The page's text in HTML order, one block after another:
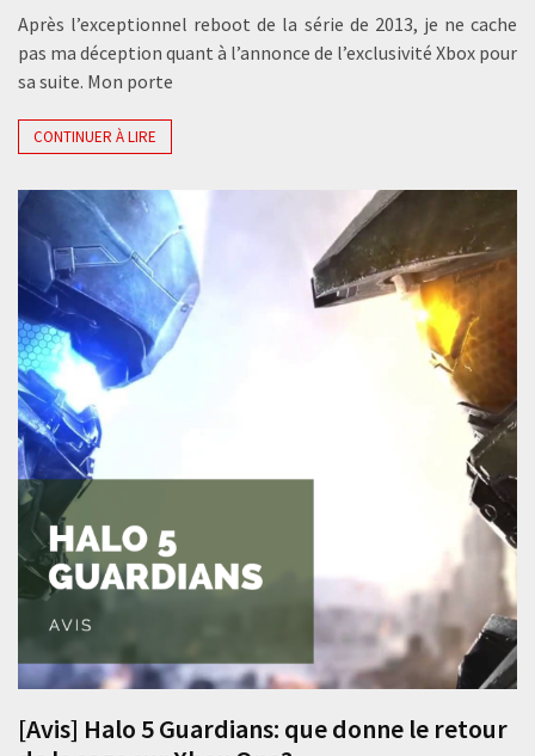
Après l’exceptionnel reboot de la série de 2013, je ne cache
pas ma déception quant à l’annonce de l’exclusivité Xbox pour
sa suite. Mon porte
CONTINUER À LIRE
[Avis] Halo 5 Guardians: que donne le retour